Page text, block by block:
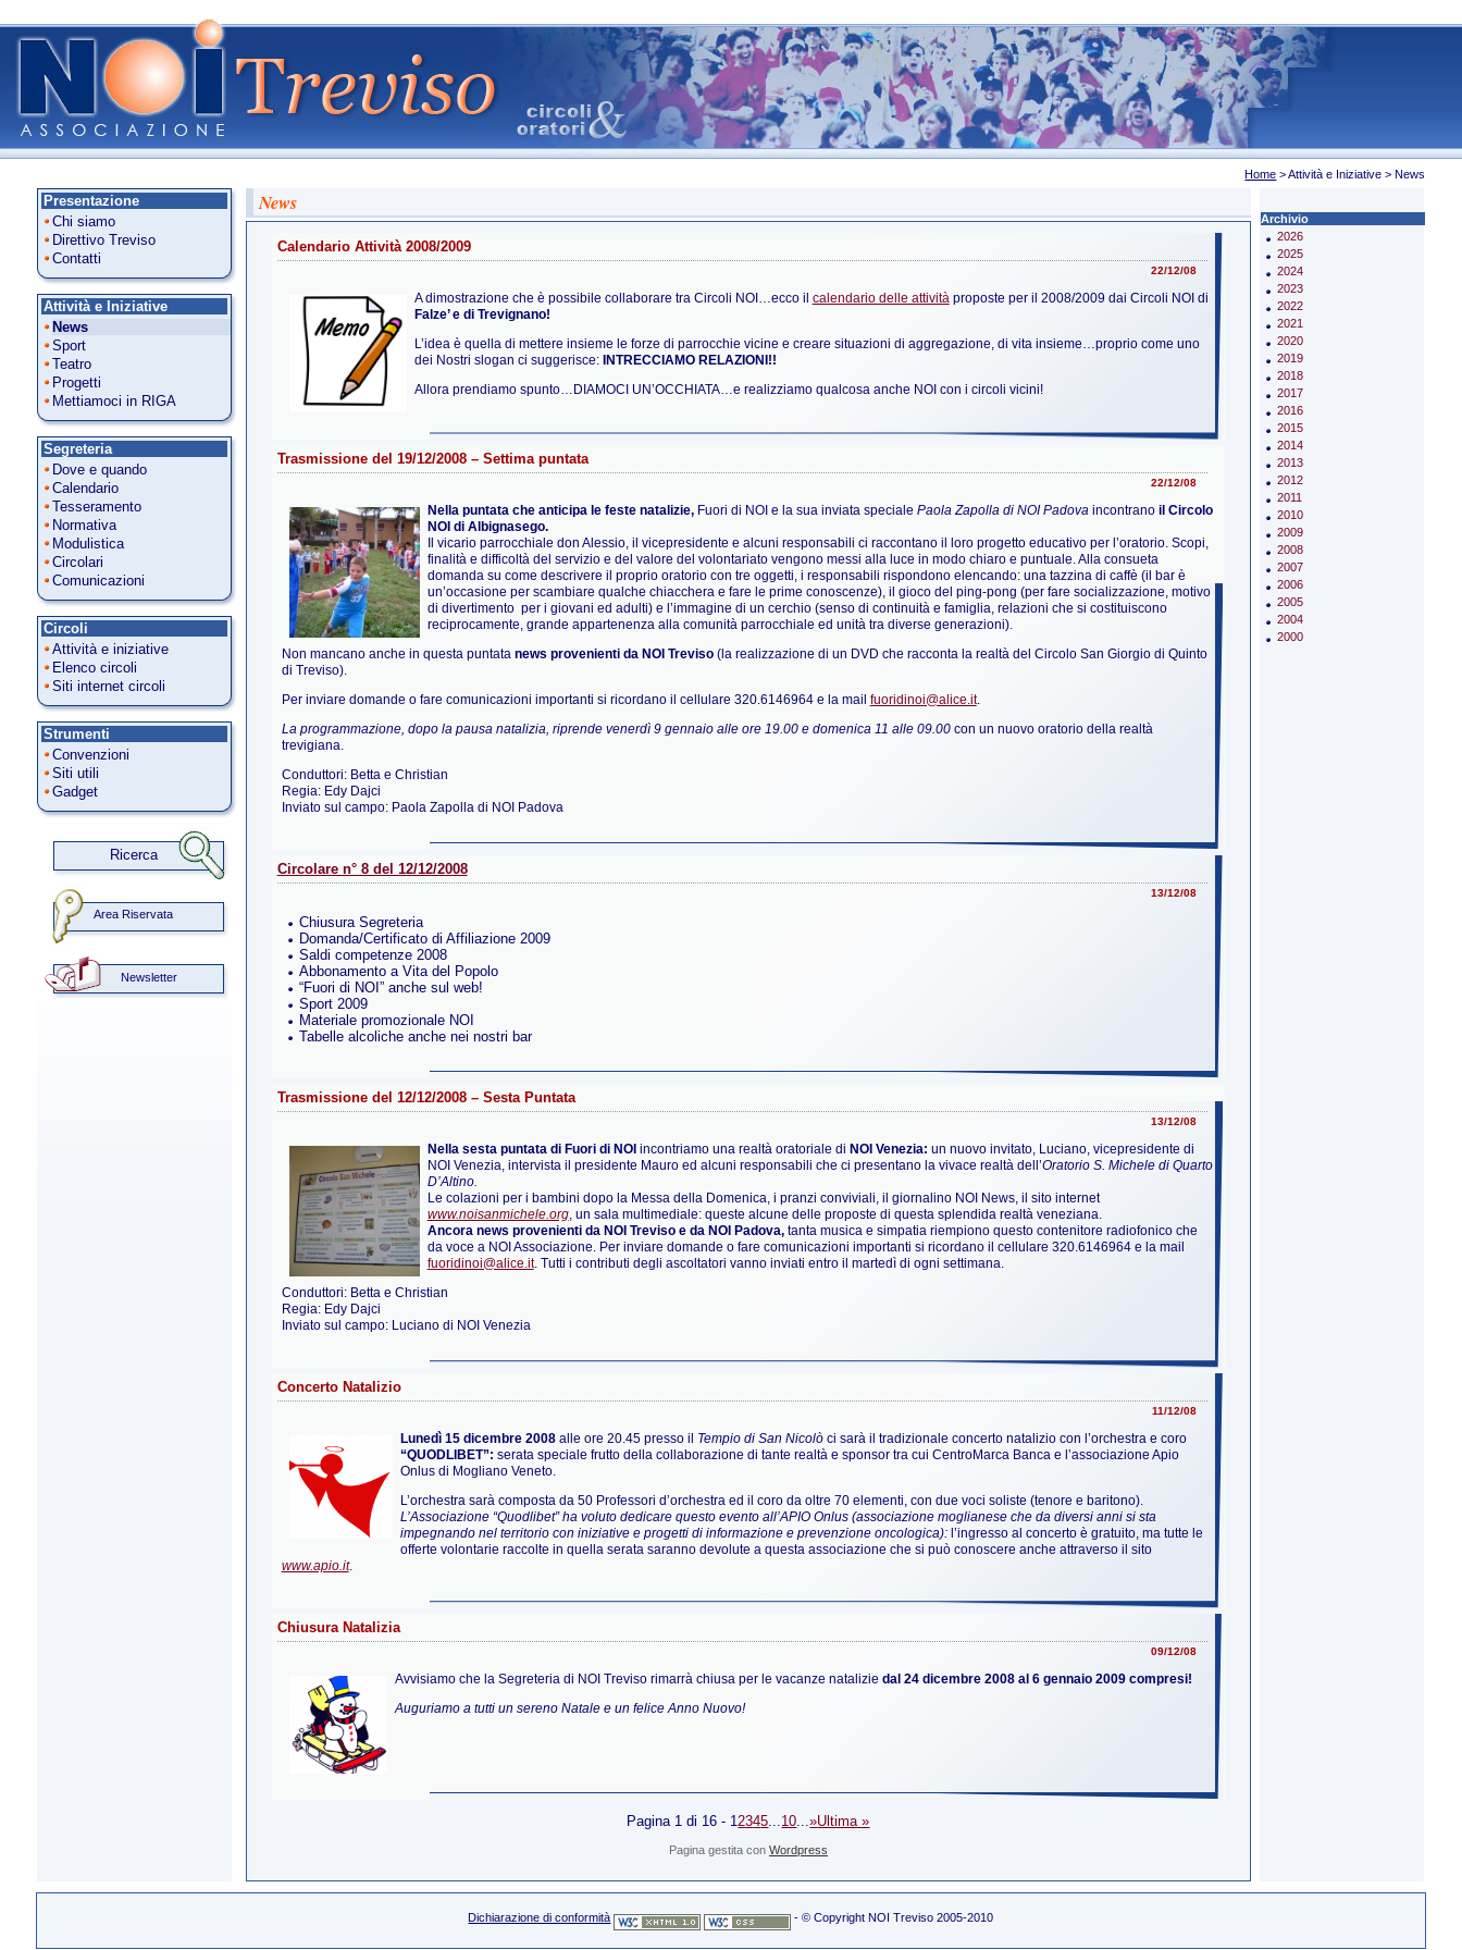
Home > Attività e Iniziative >News
Presentazione
Chi siamo
Direttivo Treviso
Contatti
Attività e Iniziative
News
Sport
Teatro
Progetti
Mettiamoci in RIGA
Segreteria
Dove e quando
Calendario
Tesseramento
Normativa
Modulistica
Circolari
Comunicazioni
Circoli
Attività e iniziative
Elenco circoli
Siti internet circoli
Strumenti
Convenzioni
Siti utili
Gadget
Ricerca
Area Riservata
Newsletter
News
Calendario Attività 2008/2009
22/12/08
A dimostrazione che è possibile collaborare tra Circoli NOI…ecco il calendario delle attivitàproposte per il 2008/2009 dai Circoli NOI di
Falze’ e di Trevignano!
L’idea è quella di mettere insieme le forze di parrocchie vicine e creare situazioni di aggregazione, di vita insieme…proprio come uno
dei Nostri slogan ci suggerisce: INTRECCIAMO RELAZIONI!!
Allora prendiamo spunto…DIAMOCI UN’OCCHIATA…e realizziamo qualcosa anche NOI con i circoli vicini!
Trasmissione del 19/12/2008 – Settima puntata
22/12/08
Nella puntata che anticipa le feste natalizie,Fuori di NOI e la sua inviata speciale Paola Zapolla di NOI Padova incontrano il Circolo
NOI di Albignasego.
Il vicario parrocchiale don Alessio, il vicepresidente e alcuni responsabili ci raccontano il loro progetto educativo per l’oratorio. Scopi,
finalità e difficoltà del servizio e del valore del volontariato vengono messi alla luce in modo chiaro e puntuale. Alla consueta
domanda su come descrivere il proprio oratorio con tre oggetti, i responsabili rispondono elencando: una tazzina di caffè (il bar è
un’occasione per scambiare qualche chiacchera e fare le prime conoscenze), il gioco del ping-pong (per fare socializzazione, motivo
di divertimento per i giovani ed adulti) e l’immagine di un cerchio (senso di continuità e famiglia, relazioni che si costituiscono
reciprocamente, grande appartenenza alla comunità parrocchiale ed unità tra diverse generazioni).
Non mancano anche in questa puntata news provenienti da NOI Treviso(la realizzazione di un DVD che racconta la realtà del Circolo San Giorgio di Quinto
di Treviso).
Per inviare domande o fare comunicazioni importanti si ricordano il cellulare 320.6146964 e la mail fuoridinoi@alice.it.
La programmazione, dopo la pausa natalizia, riprende venerdì 9 gennaio alle ore 19.00 e domenica 11 alle 09.00con un nuovo oratorio della realtà
trevigiana.
Conduttori: Betta e Christian
Regia: Edy Dajci
Inviato sul campo: Paola Zapolla di NOI Padova
Circolare n° 8 del 12/12/2008
13/12/08
Chiusura Segreteria
Domanda/Certificato di Affiliazione 2009
Saldi competenze 2008
Abbonamento a Vita del Popolo
“Fuori di NOI” anche sul web!
Sport 2009
Materiale promozionale NOI
Tabelle alcoliche anche nei nostri bar
Trasmissione del 12/12/2008 – Sesta Puntata
13/12/08
Nella sesta puntata di Fuori di NOI incontriamo una realtà oratoriale di NOI Venezia: un nuovo invitato, Luciano, vicepresidente di
NOI Venezia, intervista il presidente Mauro ed alcuni responsabili che ci presentano la vivace realtà dell’Oratorio S. Michele di Quarto
D’Altino.
Le colazioni per i bambini dopo la Messa della Domenica, i pranzi conviviali, il giornalino NOI News, il sito internet
www.noisanmichele.org, un sala multimediale: queste alcune delle proposte di questa splendida realtà veneziana.
Ancora news provenienti da NOI Treviso e da NOI Padova,tanta musica e simpatia riempiono questo contenitore radiofonico che
da voce a NOI Associazione. Per inviare domande o fare comunicazioni importanti si ricordano il cellulare 320.6146964 e la mail
fuoridinoi@alice.it. Tutti i contributi degli ascoltatori vanno inviati entro il martedì di ogni settimana.
Conduttori: Betta e Christian
Regia: Edy Dajci
Inviato sul campo: Luciano di NOI Venezia
Concerto Natalizio
11/12/08
Lunedì 15 dicembre 2008alle ore 20.45 presso il Tempio di San Nicolòci sarà il tradizionale concerto natalizio con l’orchestra e coro
“QUODLIBET”: serata speciale frutto della collaborazione di tante realtà e sponsor tra cui CentroMarca Banca e l’associazione Apio
Onlus di Mogliano Veneto.
L’orchestra sarà composta da 50 Professori d’orchestra ed il coro da oltre 70 elementi, con due voci soliste (tenore e baritono).
L’Associazione “Quodlibet” ha voluto dedicare questo evento all’APIO Onlus (associazione moglianese che da diversi anni si sta
impegnando nel territorio con iniziative e progetti di informazione e prevenzione oncologica):l’ingresso al concerto è gratuito, ma tutte le
offerte volontarie raccolte in quella serata saranno devolute a questa associazione che si può conoscere anche attraverso il sito
www.apio.it.
Chiusura Natalizia
09/12/08
Avvisiamo che la Segreteria di NOI Treviso rimarrà chiusa per le vacanze natalizie dal 24 dicembre 2008 al 6 gennaio 2009 compresi!
Auguriamo a tutti un sereno Natale e un felice Anno Nuovo!
Pagina 1 di 16 - 12345...10...»Ultima »
Pagina gestita con Wordpress
Archivio
2026
2025
2024
2023
2022
2021
2020
2019
2018
2017
2016
2015
2014
2013
2012
2011
2010
2009
2008
2007
2006
2005
2004
2000
Dichiarazione di conformità - ©Copyright NOI Treviso 2005-2010